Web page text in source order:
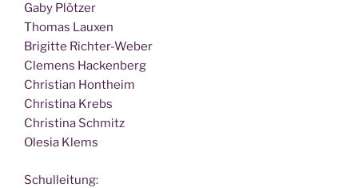
Gaby Plötzer
Tho­mas Lauxen
Bri­git­te Richter-Weber
Cle­mens Hackenberg
Chris­ti­an Hontheim
Chris­ti­na Krebs
Chris­ti­na Schmitz
Ole­sia Klems
Schul­lei­tung: